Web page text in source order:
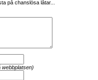
på chanslösa låtar...
webbplatsen)